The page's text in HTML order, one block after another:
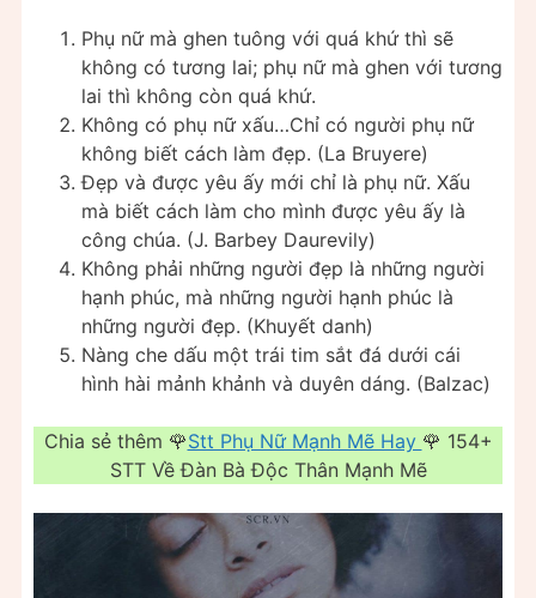
Phụ nữ mà ghen tuông với quá khứ thì sẽ
không có tương lai; phụ nữ mà ghen với tương
lai thì không còn quá khứ.
Không có phụ nữ xấu…Chỉ có người phụ nữ
không biết cách làm đẹp. (La Bruyere)
Ðẹp và được yêu ấy mới chỉ là phụ nữ. Xấu
mà biết cách làm cho mình được yêu ấy là
công chúa. (J. Barbey Daurevily)
Không phải những người đẹp là những người
hạnh phúc, mà những người hạnh phúc là
những người đẹp. (Khuyết danh)
Nàng che dấu một trái tim sắt đá dưới cái
hình hài mảnh khảnh và duyên dáng. (Balzac)
Chia sẻ thêm 🌹Stt Phụ Nữ Mạnh Mẽ Hay 🌹 154+
STT Về Đàn Bà Độc Thân Mạnh Mẽ